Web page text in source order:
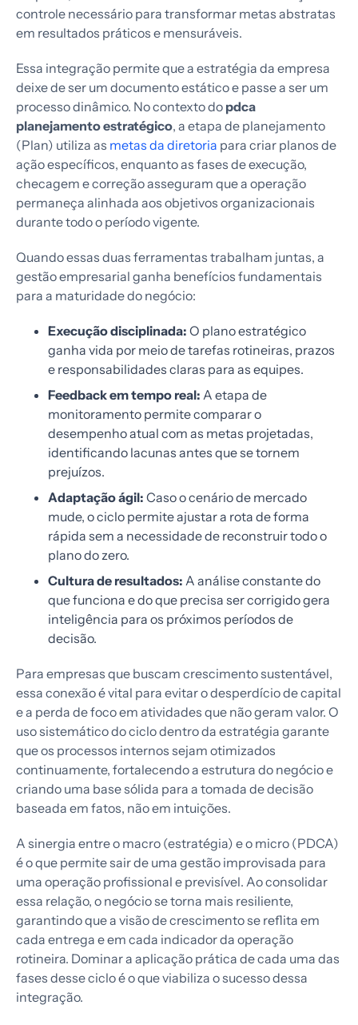
controle necessário para transformar metas abstratas
em resultados práticos e mensuráveis.
Essa integração permite que a estratégia da empresa
deixe de ser um documento estático e passe a ser um
processo dinâmico. No contexto do pdca
planejamento estratégico, a etapa de planejamento
(Plan) utiliza as metas da diretoria para criar planos de
ação específicos, enquanto as fases de execução,
checagem e correção asseguram que a operação
permaneça alinhada aos objetivos organizacionais
durante todo o período vigente.
Quando essas duas ferramentas trabalham juntas, a
gestão empresarial ganha benefícios fundamentais
para a maturidade do negócio:
Execução disciplinada: O plano estratégico
ganha vida por meio de tarefas rotineiras, prazos
e responsabilidades claras para as equipes.
Feedback em tempo real: A etapa de
monitoramento permite comparar o
desempenho atual com as metas projetadas,
identificando lacunas antes que se tornem
prejuízos.
Adaptação ágil: Caso o cenário de mercado
mude, o ciclo permite ajustar a rota de forma
rápida sem a necessidade de reconstruir todo o
plano do zero.
Cultura de resultados: A análise constante do
que funciona e do que precisa ser corrigido gera
inteligência para os próximos períodos de
decisão.
Para empresas que buscam crescimento sustentável,
essa conexão é vital para evitar o desperdício de capital
e a perda de foco em atividades que não geram valor. O
uso sistemático do ciclo dentro da estratégia garante
que os processos internos sejam otimizados
continuamente, fortalecendo a estrutura do negócio e
criando uma base sólida para a tomada de decisão
baseada em fatos, não em intuições.
A sinergia entre o macro (estratégia) e o micro (PDCA)
é o que permite sair de uma gestão improvisada para
uma operação profissional e previsível. Ao consolidar
essa relação, o negócio se torna mais resiliente,
garantindo que a visão de crescimento se reflita em
cada entrega e em cada indicador da operação
rotineira. Dominar a aplicação prática de cada uma das
fases desse ciclo é o que viabiliza o sucesso dessa
integração.